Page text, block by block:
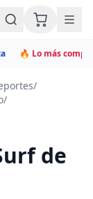
🔥 Lo más
/
/
de